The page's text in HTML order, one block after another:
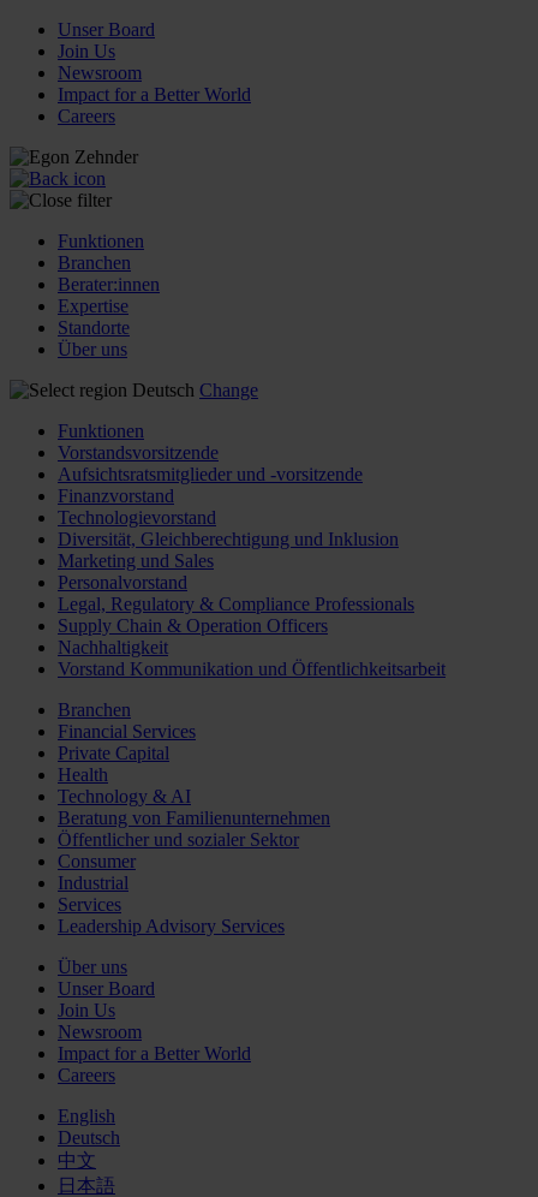
Unser Board
Join Us
Newsroom
Impact for a Better World
Careers
Funktionen
Branchen
Berater:innen
Expertise
Standorte
Über uns
Deutsch Change
Funktionen
Vorstandsvorsitzende
Aufsichtsratsmitglieder und -vorsitzende
Finanzvorstand
Technologievorstand
Diversität, Gleichberechtigung und Inklusion
Marketing und Sales
Personalvorstand
Legal, Regulatory & Compliance Professionals
Supply Chain & Operation Officers
Nachhaltigkeit
Vorstand Kommunikation und Öffentlichkeitsarbeit
Branchen
Financial Services
Private Capital
Health
Technology & AI
Beratung von Familienunternehmen
Öffentlicher und sozialer Sektor
Consumer
Industrial
Services
Leadership Advisory Services
Über uns
Unser Board
Join Us
Newsroom
Impact for a Better World
Careers
English
Deutsch
中文
日本語